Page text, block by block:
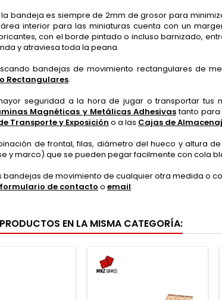
bandeja es siempre de 2mm de grosor para
interior para las miniaturas cuenta con un
con el borde pintado o incluso barnizado,
y atraviesa toda la peana.
bandejas de movimiento rectangulares de
Rectangulares.
seguridad a la hora de jugar o transportar tus
Magnéticas y Metálicas Adhesivastanto para
Transporte y Exposición o a las Cajas de
de frontal, filas, diámetro del hueco y altura
y marco) que se pueden pegar facilmente con cola
bandejas de movimiento de cualquier otra medida o
formulario de contacto o email.
EN LA MISMA CATEGORÍA: